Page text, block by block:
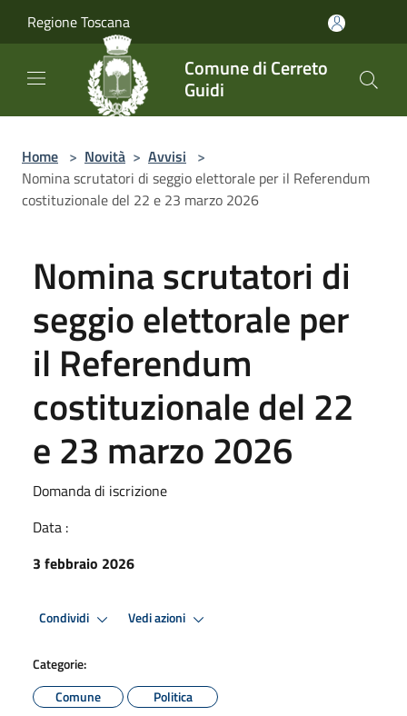
Regione Toscana
Comune di Cerreto
Guidi
Home > Novità > Avvisi >
Nomina scrutatori di seggio elettorale per il Referendum
costituzionale del 22 e 23 marzo 2026
Nomina scrutatori di
seggio elettorale per
il Referendum
costituzionale del 22
e 23 marzo 2026
Domanda di iscrizione
Data :
3 febbraio 2026
Condividi Vedi azioni
Categorie:
Comune
Politica